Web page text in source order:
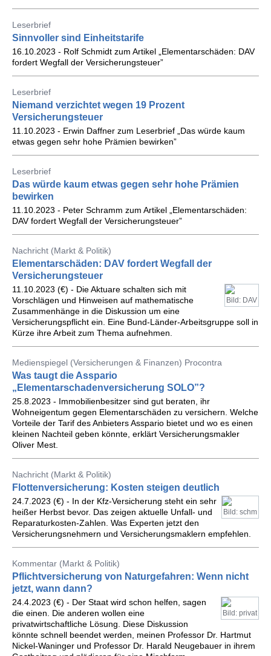
Leserbrief
Sinnvoller sind Einheitstarife
16.10.2023 - Rolf Schmidt zum Artikel „Elementarschäden: DAV
fordert Wegfall der Versicherungsteuer”
Leserbrief
Niemand verzichtet wegen 19 Prozent
Versicherungsteuer
11.10.2023 - Erwin Daffner zum Leserbrief „Das würde kaum
etwas gegen sehr hohe Prämien bewirken”
Leserbrief
Das würde kaum etwas gegen sehr hohe Prämien
bewirken
11.10.2023 - Peter Schramm zum Artikel „Elementarschäden:
DAV fordert Wegfall der Versicherungsteuer”
Nachricht (Markt & Politik)
Elementarschäden: DAV fordert Wegfall der
Versicherungsteuer
Bild: DAV
11.10.2023 (€) - Die Aktuare schalten sich mit
Vorschlägen und Hinweisen auf mathematische
Zusammenhänge in die Diskussion um eine
Versicherungspflicht ein. Eine Bund-Länder-Arbeitsgruppe soll in
Kürze ihre Arbeit zum Thema aufnehmen.
Medienspiegel (Versicherungen & Finanzen) Procontra
Was taugt die Asspario
„Elementarschadenversicherung SOLO”?
25.8.2023 - Immobilienbesitzer sind gut beraten, ihr
Wohneigentum gegen Elementarschäden zu versichern. Welche
Vorteile der Tarif des Anbieters Asspario bietet und wo es einen
kleinen Nachteil geben könnte, erklärt Versicherungsmakler
Oliver Mest.
Nachricht (Markt & Politik)
Flottenversicherung: Kosten steigen deutlich
Bild: schm
24.7.2023 (€) - In der Kfz-Versicherung steht ein sehr
heißer Herbst bevor. Das zeigen aktuelle Unfall- und
Reparaturkosten-Zahlen. Was Experten jetzt den
Versicherungsnehmern und Versicherungsmaklern empfehlen.
Kommentar (Markt & Politik)
Pflichtversicherung von Naturgefahren: Wenn nicht
jetzt, wann dann?
Bild: privat
24.4.2023 (€) - Der Staat wird schon helfen, sagen
die einen. Die anderen wollen eine
privatwirtschaftliche Lösung. Diese Diskussion
könnte schnell beendet werden, meinen Professor Dr. Hartmut
Nickel-Waninger und Professor Dr. Harald Neugebauer in ihrem